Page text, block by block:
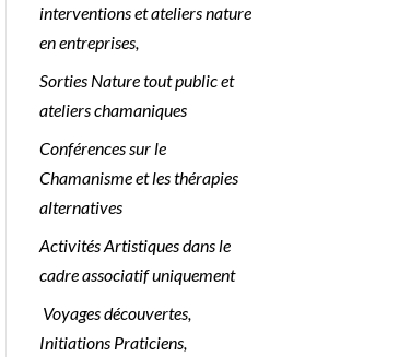
interventions et ateliers nature
en entreprises,
Sorties Nature tout public et
ateliers chamaniques
Conférences sur le
Chamanisme et les thérapies
alternatives
Activités Artistiques dans le
cadre associatif uniquement
Voyages découvertes,
Initiations Praticiens,